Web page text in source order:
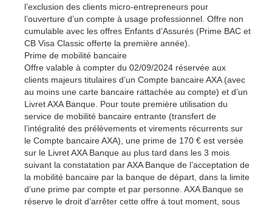
l’exclusion des clients micro-entrepreneurs pour
l’ouverture d’un compte à usage professionnel. Offre non
cumulable avec les offres Enfants d’Assurés (Prime BAC et
CB Visa Classic offerte la première année).
Prime de mobilité bancaire
Offre valable à compter du 02/09/2024 réservée aux
clients majeurs titulaires d’un Compte bancaire AXA (avec
au moins une carte bancaire rattachée au compte) et d’un
Livret AXA Banque. Pour toute première utilisation du
service de mobilité bancaire entrante (transfert de
l’intégralité des prélèvements et virements récurrents sur
le Compte bancaire AXA), une prime de 170 € est versée
sur le Livret AXA Banque au plus tard dans les 3 mois
suivant la constatation par AXA Banque de l’acceptation de
la mobilité bancaire par la banque de départ, dans la limite
d’une prime par compte et par personne. AXA Banque se
réserve le droit d’arrêter cette offre à tout moment, sous